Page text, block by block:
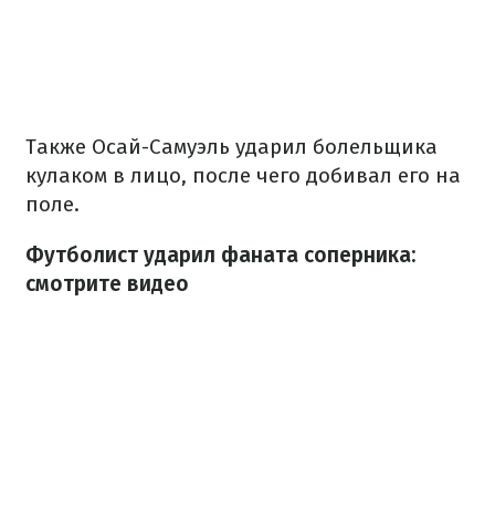
Также Осай-Самуэль ударил болельщика
кулаком в лицо, после чего добивал его на
поле.
Футболист ударил фаната соперника:
смотрите видео